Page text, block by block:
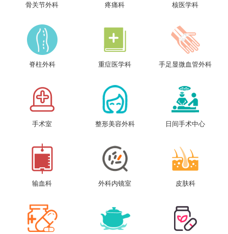
骨关节外科 疼痛科 核医学科
脊柱外科 重症医学科 手足显微血管外科
手术室 整形美容外科 日间手术中心
输血科 外科内镜室 皮肤科